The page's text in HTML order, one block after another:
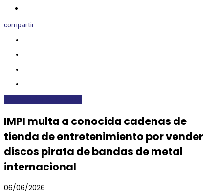
compartir
IMPI multa a conocida cadenas de
tienda de entretenimiento por vender
discos pirata de bandas de metal
internacional
06/06/2026